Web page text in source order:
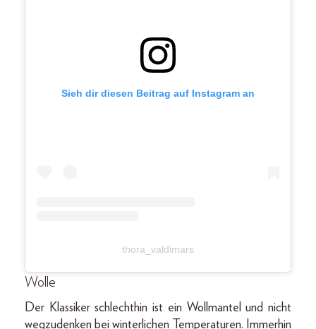
Sieh dir diesen Beitrag auf Instagram an
thora_valdimars
Wolle
Der Klassiker schlechthin ist ein Wollmantel und nicht
wegzudenken bei winterlichen Temperaturen. Immerhin